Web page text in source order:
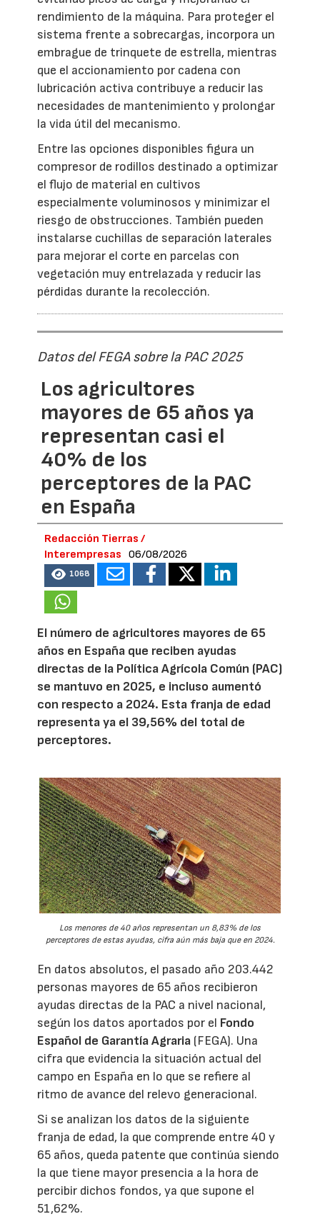
rendimiento de la máquina. Para proteger el
sistema frente a sobrecargas, incorpora un
embrague de trinquete de estrella, mientras
que el accionamiento por cadena con
lubricación activa contribuye a reducir las
necesidades de mantenimiento y prolongar
la vida útil del mecanismo.
Entre las opciones disponibles figura un
compresor de rodillos destinado a optimizar
el flujo de material en cultivos
especialmente voluminosos y minimizar el
riesgo de obstrucciones. También pueden
instalarse cuchillas de separación laterales
para mejorar el corte en parcelas con
vegetación muy entrelazada y reducir las
pérdidas durante la recolección.
Datos del FEGA sobre la PAC 2025
Los agricultores
mayores de 65 años ya
representan casi el
40% de los
perceptores de la PAC
en España
Redacción Tierras /
Interempresas
06/08/2026
1068
El número de agricultores mayores de 65
años en España que reciben ayudas
directas de la Política Agrícola Común (PAC)
se mantuvo en 2025, e incluso aumentó
con respecto a 2024. Esta franja de edad
representa ya el 39,56% del total de
perceptores.
Los menores de 40 años representan un 8,83% de los
perceptores de estas ayudas, cifra aún más baja que en 2024.
En datos absolutos, el pasado año 203.442
personas mayores de 65 años recibieron
ayudas directas de la PAC a nivel nacional,
según los datos aportados por el Fondo
Español de Garantía Agraria (FEGA). Una
cifra que evidencia la situación actual del
campo en España en lo que se refiere al
ritmo de avance del relevo generacional.
Si se analizan los datos de la siguiente
franja de edad, la que comprende entre 40 y
65 años, queda patente que continúa siendo
la que tiene mayor presencia a la hora de
percibir dichos fondos, ya que supone el
51,62%.